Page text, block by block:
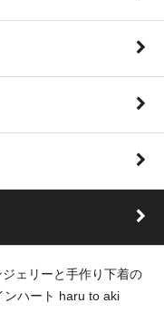
ェリーと手作り下着の
ンハート haru to aki